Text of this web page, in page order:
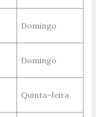
Domingo
Domingo
Quinta-feira